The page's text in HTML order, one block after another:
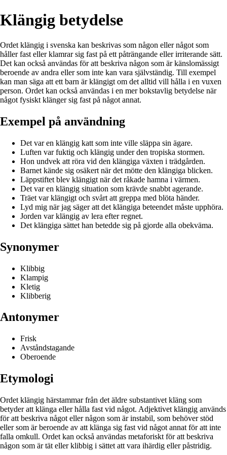
Klängig betydelse
Ordet klängig i svenska kan beskrivas som någon eller något som
håller fast eller klamrar sig fast på ett påträngande eller irriterande sätt.
Det kan också användas för att beskriva någon som är känslomässigt
beroende av andra eller som inte kan vara självständig. Till exempel
kan man säga att ett barn är klängigt om det alltid vill hålla i en vuxen
person. Ordet kan också användas i en mer bokstavlig betydelse när
något fysiskt klänger sig fast på något annat.
Exempel på användning
Det var en klängig katt som inte ville släppa sin ägare.
Luften var fuktig och klängig under den tropiska stormen.
Hon undvek att röra vid den klängiga växten i trädgården.
Barnet kände sig osäkert när det mötte den klängiga blicken.
Läppstiftet blev klängigt när det råkade hamna i värmen.
Det var en klängig situation som krävde snabbt agerande.
Träet var klängigt och svårt att greppa med blöta händer.
Lyd mig när jag säger att det klängiga beteendet måste upphöra.
Jorden var klängig av lera efter regnet.
Det klängiga sättet han betedde sig på gjorde alla obekväma.
Synonymer
Klibbig
Klampig
Kletig
Klibberig
Antonymer
Frisk
Avståndstagande
Oberoende
Etymologi
Ordet klängig härstammar från det äldre substantivet kläng som
betyder att klänga eller hålla fast vid något. Adjektivet klängig används
för att beskriva något eller någon som är instabil, som behöver stöd
eller som är beroende av att klänga sig fast vid något annat för att inte
falla omkull. Ordet kan också användas metaforiskt för att beskriva
någon som är tät eller klibbig i sättet att vara ihärdig eller påstridig.